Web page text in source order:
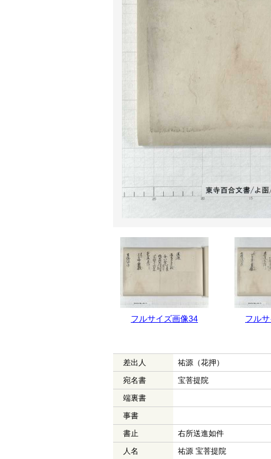
フルサイズ画像34 フル
差出人
祐源（花押）
宛名書
宝菩提院
端裏書
事書
書止
右所送進如件
人名
祐源 宝菩提院